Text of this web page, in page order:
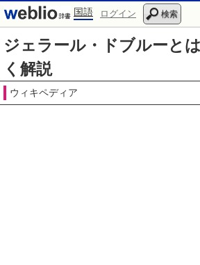
国語 ログイン 検索
ジェラール・ドブルーと
く解説
ウィキペディア